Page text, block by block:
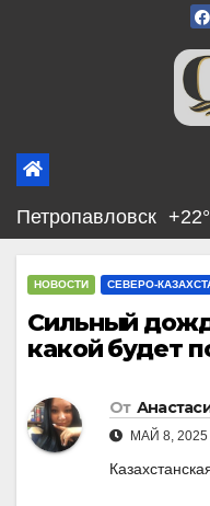
Петропавловск
НОВОСТИ СЕВЕРО-
Сильный
какой будет
От
МАЙ 8, 2025